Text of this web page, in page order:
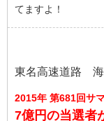
てますよ！
東名高速道路 海
2015年 第681回サ
7億円の当選者